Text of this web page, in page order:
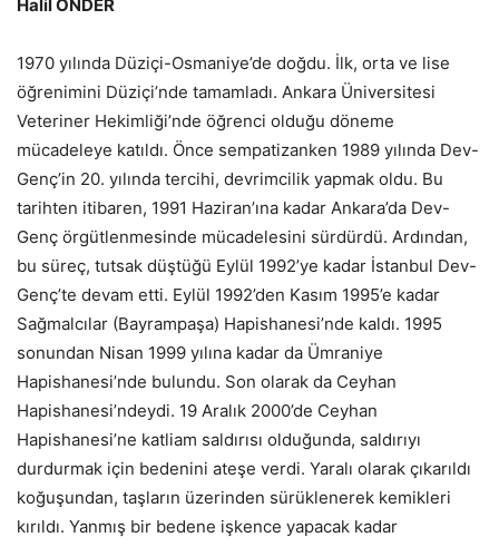
Halil ÖNDER
1970 yılında Düziçi-Osmaniye’de doğdu. İlk, orta ve lise
öğrenimini Düziçi’nde tamamladı. Ankara Üniversitesi
Veteriner Hekimliği’nde öğrenci olduğu döneme
mücadeleye katıldı. Önce sempatizanken 1989 yılında Dev-
Genç’in 20. yılında tercihi, devrimcilik yapmak oldu. Bu
tarihten itibaren, 1991 Haziran’ına kadar Ankara’da Dev-
Genç örgütlenmesinde mücadelesini sürdürdü. Ardından,
bu süreç, tutsak düştüğü Eylül 1992’ye kadar İstanbul Dev-
Genç’te devam etti. Eylül 1992’den Kasım 1995’e kadar
Sağmalcılar (Bayrampaşa) Hapishanesi’nde kaldı. 1995
sonundan Nisan 1999 yılına kadar da Ümraniye
Hapishanesi’nde bulundu. Son olarak da Ceyhan
Hapishanesi’ndeydi. 19 Aralık 2000’de Ceyhan
Hapishanesi’ne katliam saldırısı olduğunda, saldırıyı
durdurmak için bedenini ateşe verdi. Yaralı olarak çıkarıldı
koğuşundan, taşların üzerinden sürüklenerek kemikleri
kırıldı. Yanmış bir bedene işkence yapacak kadar